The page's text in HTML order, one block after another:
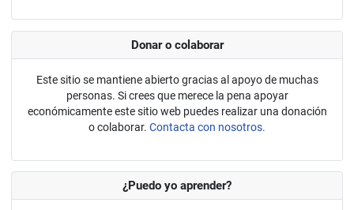
Donar o colaborar
Este sitio se mantiene abierto gracias al apoyo de muchas
personas. Si crees que merece la pena apoyar
económicamente este sitio web puedes realizar una donación
o colaborar. Contacta con nosotros.
¿Puedo yo aprender?